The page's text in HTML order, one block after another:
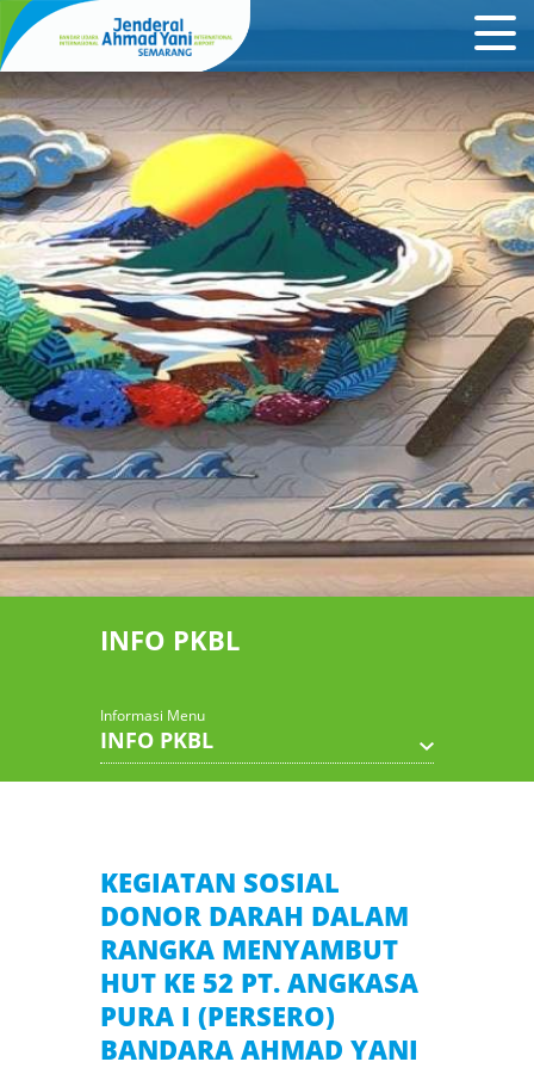
INFO PKBL
Informasi Menu
INFO PKBL
KEGIATAN SOSIAL
DONOR DARAH DALAM
RANGKA MENYAMBUT
HUT KE 52 PT. ANGKASA
PURA I (PERSERO)
BANDARA AHMAD YANI